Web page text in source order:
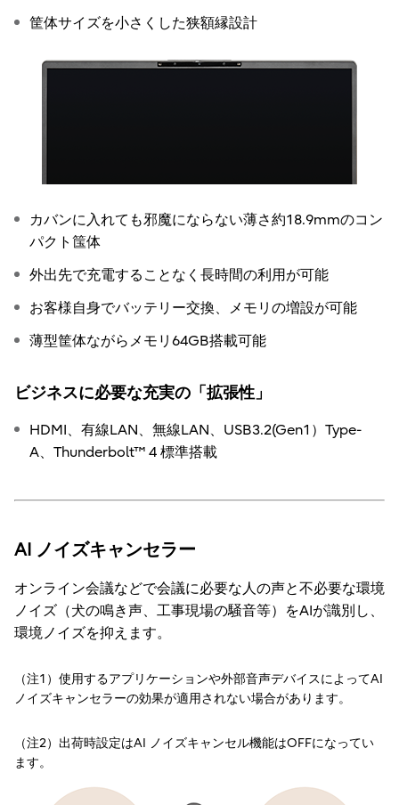
筐体サイズを小さくした狭額縁設計
カバンに入れても邪魔にならない薄さ約18.9mmのコン
パクト筺体
外出先で充電することなく長時間の利用が可能
お客様自身でバッテリー交換、メモリの増設が可能
薄型筐体ながらメモリ64GB搭載可能
ビジネスに必要な充実の「拡張性」
HDMI、有線LAN、無線LAN、USB3.2(Gen1）Type-
A、Thunderbolt™ 4 標準搭載
AI ノイズキャンセラー
オンライン会議などで会議に必要な人の声と不必要な環境
ノイズ（犬の鳴き声、工事現場の騒音等）をAIが識別し、
環境ノイズを抑えます。
（注1）使用するアプリケーションや外部音声デバイスによってAI
ノイズキャンセラーの効果が適用されない場合があります。
（注2）出荷時設定はAI ノイズキャンセル機能はOFFになってい
ます。